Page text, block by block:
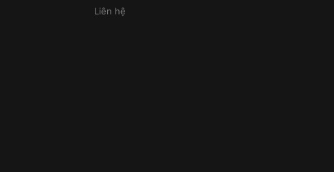
Liên hệ